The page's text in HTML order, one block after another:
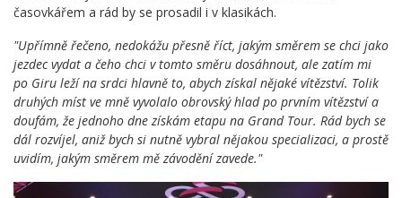
časovkářem a rád by se prosadil i v klasikách.
"Upřímně řečeno, nedokážu přesně říct, jakým směrem se chci jako
jezdec vydat a čeho chci v tomto směru dosáhnout, ale zatím mi
po Giru leží na srdci hlavně to, abych získal nějaké vítězství. Tolik
druhých míst ve mně vyvolalo obrovský hlad po prvním vítězství a
doufám, že jednoho dne získám etapu na Grand Tour. Rád bych se
dál rozvíjel, aniž bych si nutně vybral nějakou specializaci, a prostě
uvidím, jakým směrem mě závodění zavede."